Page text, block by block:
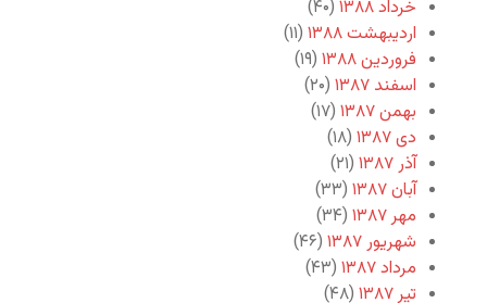
خرداد ۱۳۸۸
(۴۰)
اردیبهشت ۱۳۸۸
(۱۱)
فروردین ۱۳۸۸
(۱۹)
اسفند ۱۳۸۷
(۲۰)
بهمن ۱۳۸۷
(۱۷)
دی ۱۳۸۷
(۱۸)
آذر ۱۳۸۷
(۲۱)
آبان ۱۳۸۷
(۳۳)
مهر ۱۳۸۷
(۳۴)
شهریور ۱۳۸۷
(۴۶)
مرداد ۱۳۸۷
(۴۳)
تیر ۱۳۸۷
(۴۸)